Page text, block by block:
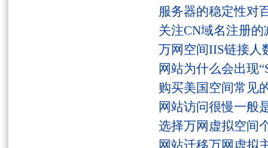
服务器的稳定性对
关注CN域名注册
万网空间IIS链接人
网站为什么会出现
购买美国空间常见
网站访问很慢一般
选择万网虚拟空间
网站迁移万网虚拟